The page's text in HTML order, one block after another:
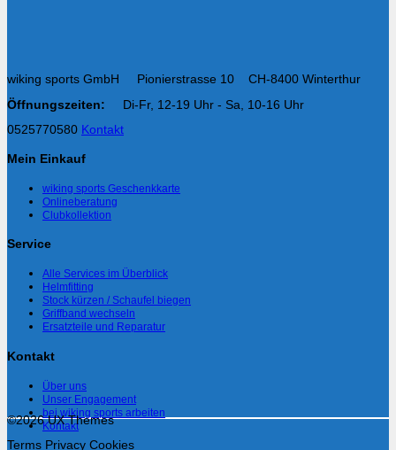
wiking sports GmbH Pionierstrasse 10 CH-8400 Winterthur
Öffnungszeiten: Di-Fr, 12-19 Uhr - Sa, 10-16 Uhr
0525770580 Kontakt
Mein Einkauf
wiking sports Geschenkkarte
Onlineberatung
Clubkollektion
Service
Alle Services im Überblick
Helmfitting
Stock kürzen / Schaufel biegen
Griffband wechseln
Ersatzteile und Reparatur
Kontakt
Über uns
Unser Engagement
bei wiking sports arbeiten
Kontakt
©2026 UX Themes
Terms Privacy Cookies